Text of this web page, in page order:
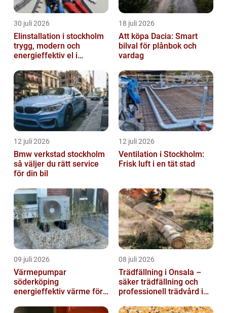
30 juli 2026
Elinstallation i stockholm
trygg, modern och
energieffektiv el i
18 juli 2026
Att köpa Dacia: Smart
bilval för plånbok och
vardag
12 juli 2026
Bmw verkstad stockholm
så väljer du rätt service
för din bil
12 juli 2026
Ventilation i Stockholm:
Frisk luft i en tät stad
09 juli 2026
Värmepumpar
söderköping
energieffektiv värme för
08 juli 2026
Trädfällning i Onsala –
säker trädfällning och
professionell trädvård i